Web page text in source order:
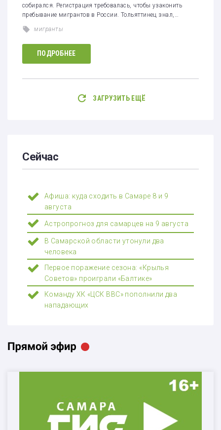
собирался. Регистрация требовалась, чтобы узаконить
пребывание мигрантов в России. Тольяттинец знал,…
мигранты
ПОДРОБНЕЕ
ЗАГРУЗИТЬ ЕЩЁ
Сейчас
Афиша: куда сходить в Самаре 8 и 9
августа
Астропрогноз для самарцев на 9 августа
В Самарской области утонули два
человека
Первое поражение сезона: «Крылья
Советов» проиграли «Балтике»
Команду ХК «ЦСК ВВС» пополнили два
нападающих